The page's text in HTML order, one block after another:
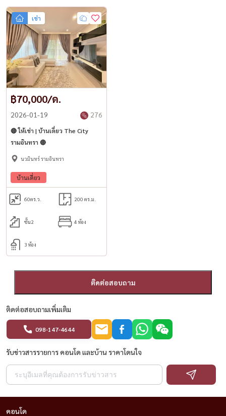
Contact
Tel / WhatsApp:+66 (0)98-147-4644
LINE: @housewa
Email:
Namthip@housewathailand.com
Website: www.housewathailand.com
Add LINE friends: Click here
---
#Home office for rent Ram Intra #Post owner #Rent near the train
#homeoffice #officeforrent #Rent Ram Intra Wacharapol Hathai Rat
Nawamin Fashion Island
家庭办公室出租，The Harmoney Ramindra 62。
拐角后面 |靠近粉色轻轨 |可停放 3 辆车
地点：和谐项目，Ramindra 62
面积 48.1 平方米 |使用面积305平方米（不包括侧面）
▪︎4层
▪︎一楼和三楼适合办公室。
▪︎4楼是住宅区。
▪︎有网络、空调、窗帘、吧台
停车场屋顶+房子后面
▪︎ 屋内可停放 3 辆车。
เช่า
฿70,000/ด.
2026-01-19 276
🔴 ให้เช่า | บ้านเดี่ยว The City
รามอินทรา 🔴
นวมินทร์ รามอินทรา
บ้านเดี่ยว
60ตร.ว. 200 ตร.ม.
ชั้น2 4 ห้อง
3 ห้อง
ติดต่อสอบถาม
ติดต่อสอบถามเพิ่มเติม
098-147-4644
รับข่าวสารรายการ คอนโด และบ้าน ราคาโดนใจ
คอนโด